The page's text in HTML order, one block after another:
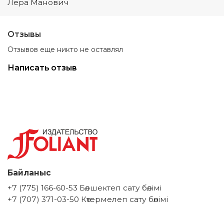
Лера Манович
Отзывы
Отзывов еще никто не оставлял
Написать отзыв
Байланыс
+7 (775) 166-60-53 Бөлшектеп сату бөлімі
+7 (707) 371-03-50 Көтермелеп сату бөлімі